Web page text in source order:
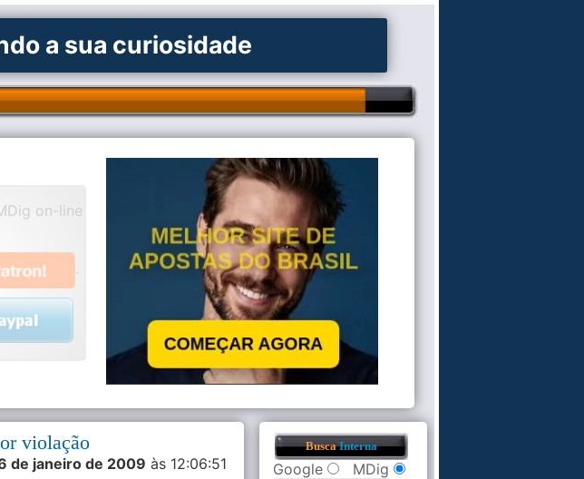
a sua curiosidade
on-line
.
violação
de janeiro de 2009 às 12:06:51
BuscaInterna
Google MDig